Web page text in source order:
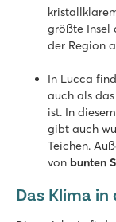
größte Insel
der Region
In Lucca
auch als
ist. In
gibt auch
Teichen.
von bunten
Das Klima in